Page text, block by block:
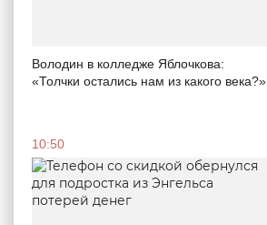
Володин в колледже Яблочкова:
«Толчки остались нам из какого века?»
10:50